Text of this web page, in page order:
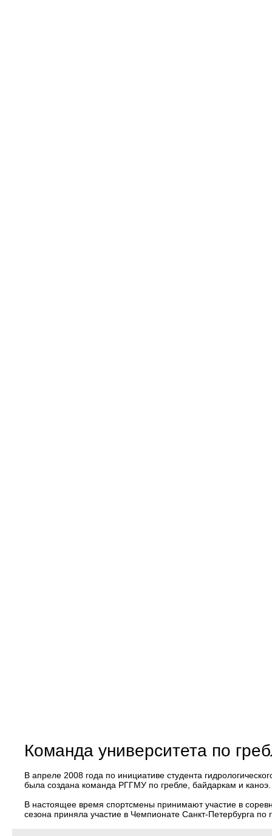
Команда университета по
В апреле 2008 года по инициативе студента
была создана команда РГГМУ по гребле, байдаркам и
В настоящее время спортсмены принимают участие в
сезона приняла участие в Чемпионате Санкт-Петербурга